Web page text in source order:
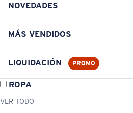
NOVEDADES
MÁS VENDIDOS
LIQUIDACIÓN PROMO
ROPA
VER TODO